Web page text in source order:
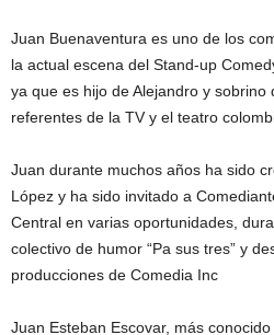
Juan Buenaventura es uno de los
la actual escena del Stand-up
ya que es hijo de Alejandro y sobrino
referentes de la TV y el teatro
Juan durante muchos años ha sido
López y ha sido invitado a
Central en varias oportunidades,
colectivo de humor “Pa sus tres” y
producciones de Comedia Inc
Juan Esteban Escovar, más